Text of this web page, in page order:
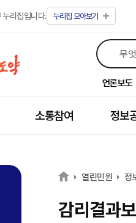
누리집입니다. 누리집 모아보기
언론보도
소통참여 정보
열린민원 정
감리결과